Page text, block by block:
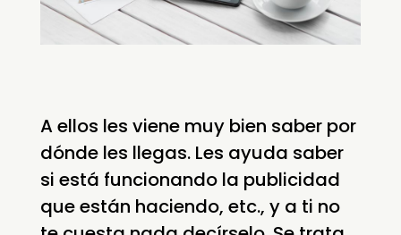
A ellos les viene muy bien saber por
dónde les llegas. Les ayuda saber
si está funcionando la publicidad
que están haciendo, etc., y a ti no